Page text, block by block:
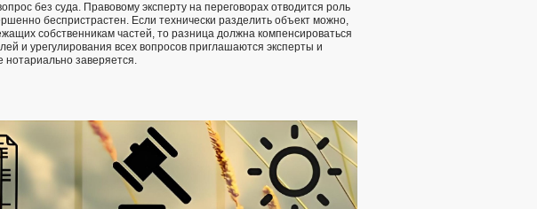
без суда. Правовому эксперту на переговорах отводится роль
беспристрастен. Если технически разделить объект можно,
собственникам частей, то разница должна компенсироваться
и урегулирования всех вопросов приглашаются эксперты и
заверяется.